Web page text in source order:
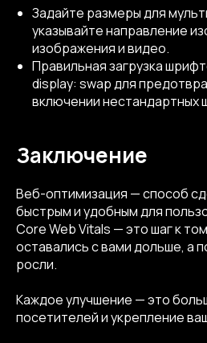
Задайте размеры для
указывайте направление
изображения и видео.
Правильная загрузка
display: swap для
включении нестандартных
Заключение
Веб-оптимизация — способ
быстрым и удобным для
Core Web Vitals — это шаг к
оставались с вами дольше, а
росли.
Каждое улучшение — это
посетителей и укрепление